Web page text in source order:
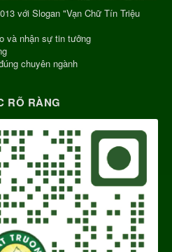
với Slogan "Vạn Chữ Tín Triệu
và nhận sự tin tưởng
chuyên ngành
RÕ RÀNG